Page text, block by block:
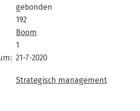
gebonden
192
Boom
1
21-7-2020
Strategisch management